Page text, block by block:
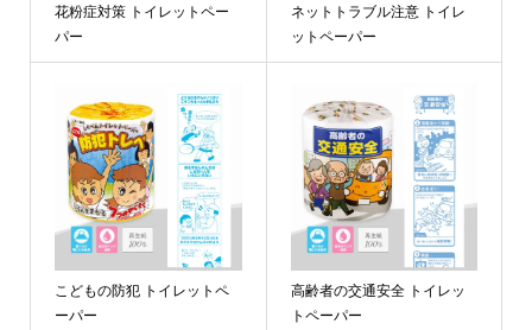
花粉症対策 トイレットペー
パー
ネットトラブル注意 トイレ
ットペーパー
こどもの防犯 トイレットペ
ーパー
高齢者の交通安全 トイレッ
トペーパー